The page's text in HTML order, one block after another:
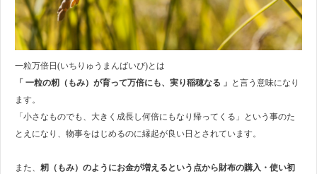
一粒万倍日(いちりゅうまんばいび)とは
「 一粒の籾（もみ）が育って万倍にも、実り稲穂なる 」 と言う意味になり
ます。
「小さなものでも、大きく成長し何倍にもなり帰ってくる」という事のた
とえになり、物事をはじめるのに縁起が良い日とされています。
また、 籾（もみ）のようにお金が増えるという点から財布の購入・使い初